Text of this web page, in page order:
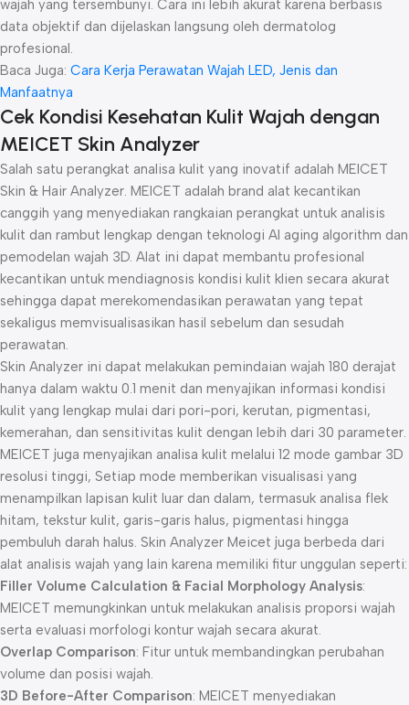
wajah yang tersembunyi. Cara ini lebih akurat karena berbasis
data objektif dan dijelaskan langsung oleh dermatolog
profesional.
Baca Juga: Cara Kerja Perawatan Wajah LED, Jenis dan
Manfaatnya
Cek Kondisi Kesehatan Kulit Wajah dengan
MEICET Skin Analyzer
Salah satu perangkat analisa kulit yang inovatif adalah MEICET
Skin & Hair Analyzer. MEICET adalah brand alat kecantikan
canggih yang menyediakan rangkaian perangkat untuk analisis
kulit dan rambut lengkap dengan teknologi AI aging algorithm dan
pemodelan wajah 3D. Alat ini dapat membantu profesional
kecantikan untuk mendiagnosis kondisi kulit klien secara akurat
sehingga dapat merekomendasikan perawatan yang tepat
sekaligus memvisualisasikan hasil sebelum dan sesudah
perawatan.
Skin Analyzer ini dapat melakukan pemindaian wajah 180 derajat
hanya dalam waktu 0.1 menit dan menyajikan informasi kondisi
kulit yang lengkap mulai dari pori-pori, kerutan, pigmentasi,
kemerahan, dan sensitivitas kulit dengan lebih dari 30 parameter.
MEICET juga menyajikan analisa kulit melalui 12 mode gambar 3D
resolusi tinggi, Setiap mode memberikan visualisasi yang
menampilkan lapisan kulit luar dan dalam, termasuk analisa flek
hitam, tekstur kulit, garis-garis halus, pigmentasi hingga
pembuluh darah halus. Skin Analyzer Meicet juga berbeda dari
alat analisis wajah yang lain karena memiliki fitur unggulan seperti:
Filler Volume Calculation & Facial Morphology Analysis:
MEICET memungkinkan untuk melakukan analisis proporsi wajah
serta evaluasi morfologi kontur wajah secara akurat.
Overlap Comparison: Fitur untuk membandingkan perubahan
volume dan posisi wajah.
3D Before-After Comparison: MEICET menyediakan